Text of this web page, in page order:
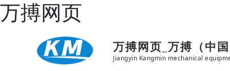
万搏网页
万搏网页_万搏（中
Jiangyin Kangmin mechanical